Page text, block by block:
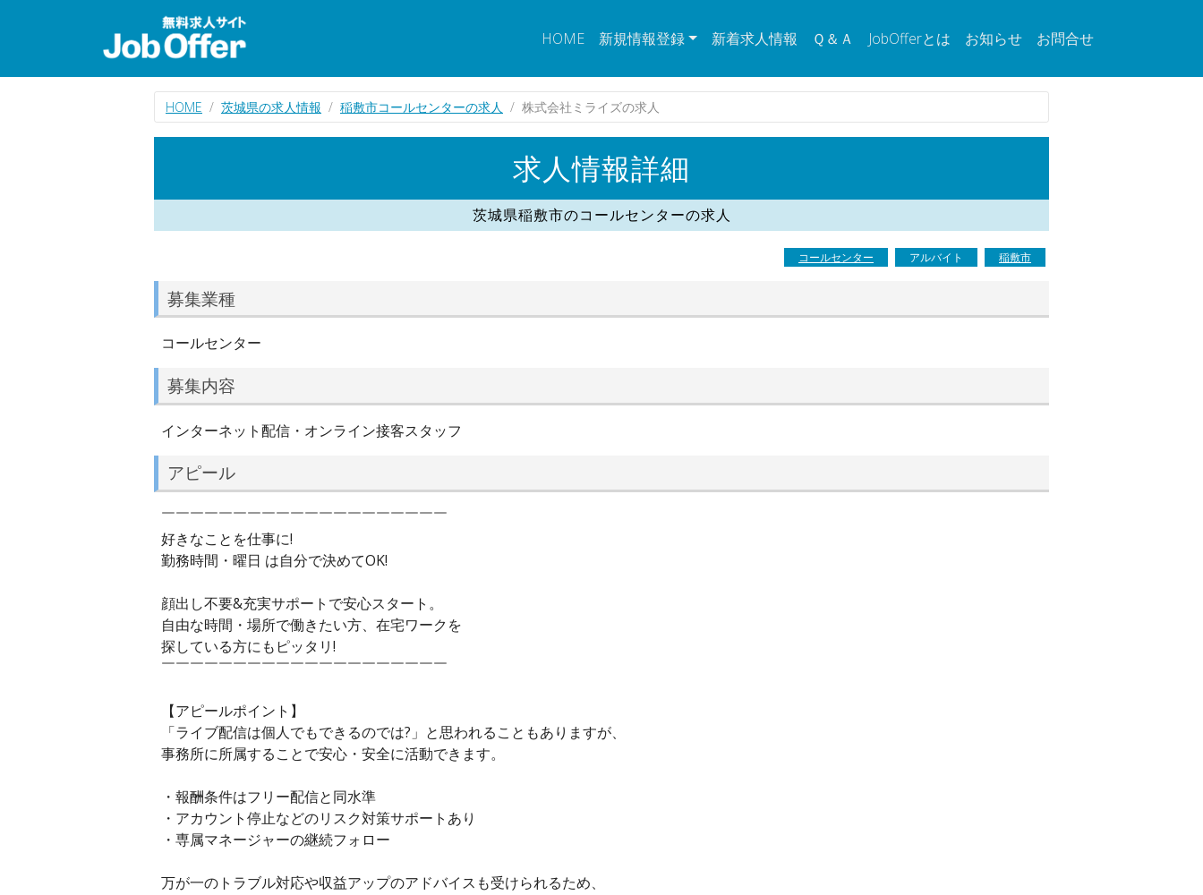
HOME 新規情報登録 新着求人情報 Ｑ＆Ａ JobOfferとは お知らせ お問合せ
HOME 茨城県の求人情報 稲敷市コールセンターの求人 株式会社ミライズの求人
求人情報詳細
茨城県稲敷市のコールセンターの求人
コールセンター アルバイト 稲敷市
募集業種
コールセンター
募集内容
インターネット配信・オンライン接客スタッフ
アピール
￣￣￣￣￣￣￣￣￣￣￣￣￣￣￣￣￣￣￣￣
好きなことを仕事に!
勤務時間・曜日 は自分で決めてOK!
顔出し不要&充実サポートで安心スタート。
自由な時間・場所で働きたい方、在宅ワークを
探している方にもピッタリ!
￣￣￣￣￣￣￣￣￣￣￣￣￣￣￣￣￣￣￣￣
【アピールポイント】
「ライブ配信は個人でもできるのでは?」と思われることもありますが、
事務所に所属することで安心・安全に活動できます。
・報酬条件はフリー配信と同水準
・アカウント停止などのリスク対策サポートあり
・専属マネージャーの継続フォロー
万が一のトラブル対応や収益アップのアドバイスも受けられるため、